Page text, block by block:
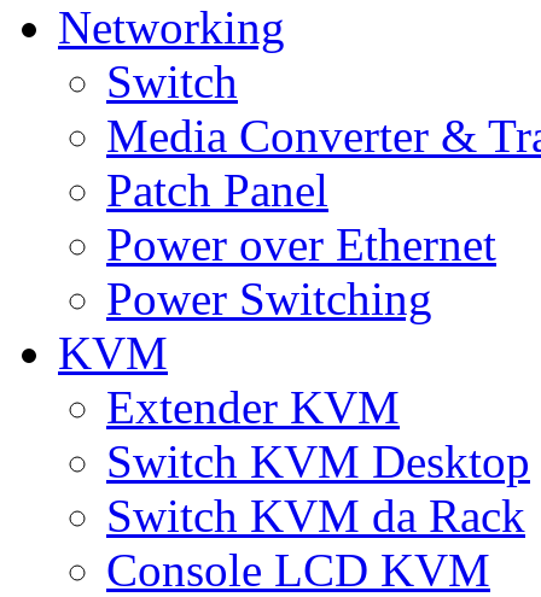
Networking
Switch
Media Converter &
Patch Panel
Power over Ethernet
Power Switching
KVM
Extender KVM
Switch KVM Desktop
Switch KVM da Rack
Console LCD KVM